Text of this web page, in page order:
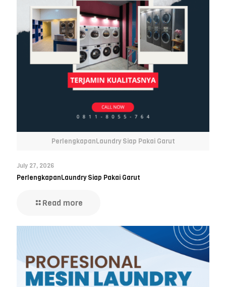
PerlengkapanLaundry Siap Pakai Garut
July 27, 2026
PerlengkapanLaundry Siap Pakai Garut
Read more